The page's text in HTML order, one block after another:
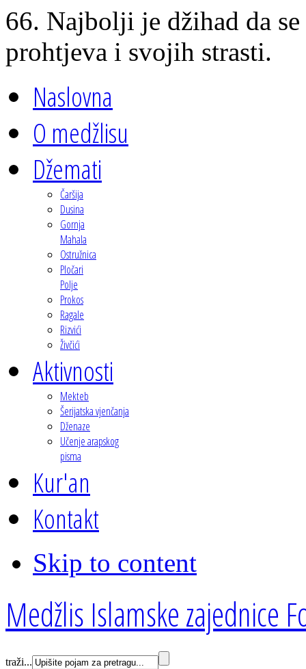
66. Najbolji je džihad da
prohtjeva i svojih strasti.
Naslovna
O medžlisu
Džemati
Čaršija
Dusina
Gornja
Mahala
Ostružnica
Pločari
Polje
Prokos
Ragale
Rizvići
Živčići
Aktivnosti
Mekteb
Šerijatska vjenčanja
Dženaze
Učenje arapskog
pisma
Kur'an
Kontakt
Skip to content
Medžlis Islamske zajednice
traži...